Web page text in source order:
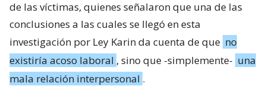
de las víctimas, quienes señalaron que una de las
conclusiones a las cuales se llegó en esta
investigación por Ley Karin da cuenta de que no
existiría acoso laboral , sino que -simplemente- una
mala relación interpersonal .